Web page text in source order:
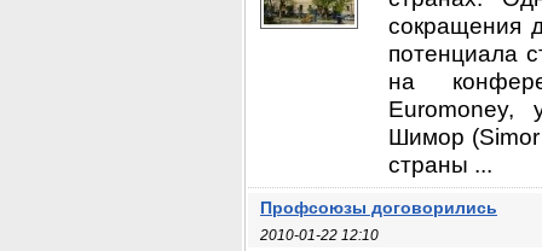
сокращения
потенциала
на
Euromoney,
Шимор (Simor
страны ...
Профсоюзы договорились
2010-01-22 12:10